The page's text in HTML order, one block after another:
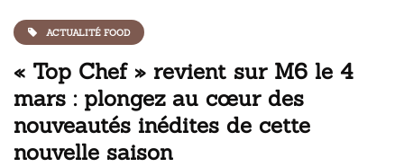
ACTUALITÉ FOOD
« Top Chef » revient sur M6 le 4
mars : plongez au cœur des
nouveautés inédites de cette
nouvelle saison